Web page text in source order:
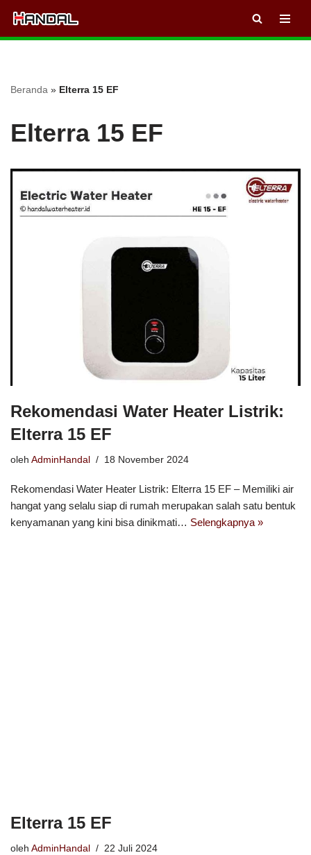
Lompat
Beranda » Elterra 15 EF
Elterra 15 EF
Rekomendasi Water Heater Listrik:
Elterra 15 EF
oleh AdminHandal 18 November 2024
Rekomendasi Water Heater Listrik: Elterra 15 EF – Memiliki air
hangat yang selalu siap di rumah merupakan salah satu bentuk
kenyamanan yang kini bisa dinikmati… Selengkapnya »
Elterra 15 EF
oleh AdminHandal 22 Juli 2024